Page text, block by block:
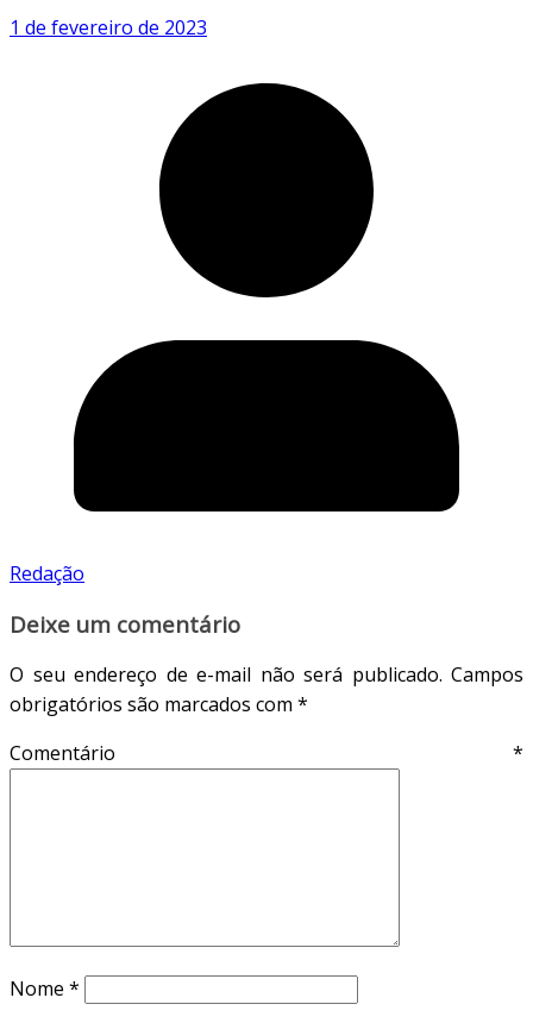
1 de fevereiro de 2023
Redação
Deixe um comentário
O seu endereço de e-mail não será publicado. Campos
obrigatórios são marcados com *
Comentário *
Nome *